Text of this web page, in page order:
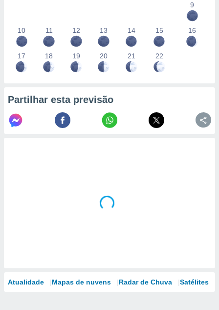
9
10 11 12 13 14 15 16
17 18 19 20 21 22
Partilhar esta previsão
Atualidade Mapas de nuvens Radar de Chuva Satélites